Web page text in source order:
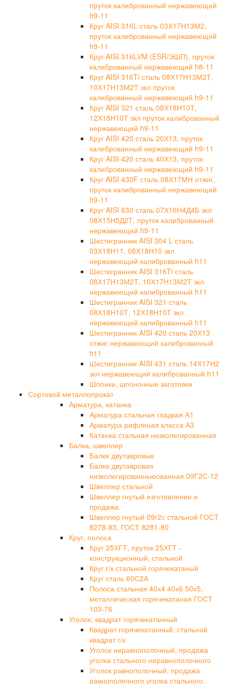
пруток калиброванный нержавеющий
h9-11
Круг AISI 316L сталь 03Х17Н13М2,
пруток калиброванный нержавеющий
h9-11
Круг AISI 316LVM (ESR/ЭШП), пруток
калиброванный нержавеющий h8-11
Круг AISI 316Ti сталь 08Х17Н13М2Т,
10Х17Н13М2Т зкл пруток
калиброванный нержавеющий h9-11
Круг AISI 321 сталь 08Х18Н10Т,
12Х18Н10Т зкл пруток калиброванный
нержавеющий h9-11
Круг AISI 420 сталь 20Х13, пруток
калиброванный нержавеющий h9-11
Круг AISI 420 сталь 40Х13, пруток
калиброванный нержавеющий h9-11
Круг AISI 430F сталь 08Х17МН отжиг,
пруток калиброванный нержавеющий
h9-11
Круг AISI 630 сталь 07Х16Н4Д4Б зкл
08Х15Н5Д2Т, пруток калиброванный
нержавеющий h9-11
Шестигранник AISI 304 L сталь
03Х18Н11, 08Х18Н10 зкл
нержавеющий калиброванный h11
Шестигранник AISI 316Ti сталь
08Х17Н13М2Т, 10Х17Н13М2Т зкл
нержавеющий калиброванный h11
Шестигранник AISI 321 сталь
08Х18Н10Т, 12Х18Н10Т зкл
нержавеющий калиброванный h11
Шестигранник AISI 420 сталь 20Х13
отжиг нержавеющий калиброванный
h11
Шестигранник AISI 431 сталь 14Х17Н2
зкл нержавеющий калиброванный h11
Шпонки, шпоночные заготовки
Сортовой металлопрокат
Арматура, катанка
Арматура стальная гладкая А1
Арматура рифленая класса А3
Катанка стальная низколегированная
Балка, швеллер
Балки двутавровые
Балка двутавровая
низколегированныеованная 09Г2С-12
Швеллер стальной
Швеллер гнутый изготовление и
продажа.
Швеллер гнутый 09г2с стальной ГОСТ
8278-83, ГОСТ 8281-80
Круг, полоса
Круг 25ХГТ, пруток 25ХГТ -
конструкционный, стальной
Круг г/к стальной горячекатаный
Круг сталь 60С2А
Полоса стальная 40х4 40х6 50х5,
металлическая горячекатаная ГОСТ
103-76
Уголок, квадрат горячекатанный
Квадрат горячекатанный, стальной
квадрат г/к
Уголок неравнополочный, продажа
уголка стального неравнополочного
Уголок равнополочный, продажа
равнополочного уголка стального.